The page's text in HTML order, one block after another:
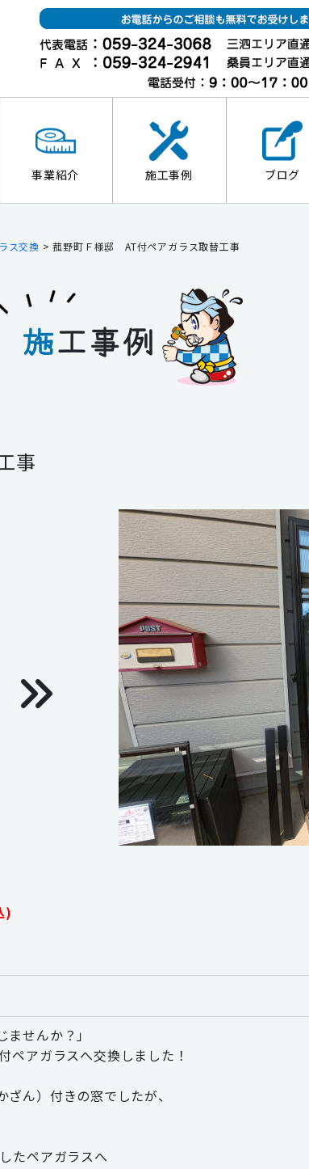
事業紹介 施工事例 ブログ
ス交換 >菰野町Ｆ様邸 AT付ペアガラス取替工事
施工事例
事
)
ませんか？」
ペアガラスへ交換しました！
ん）付きの窓でしたが、
たペアガラスへ